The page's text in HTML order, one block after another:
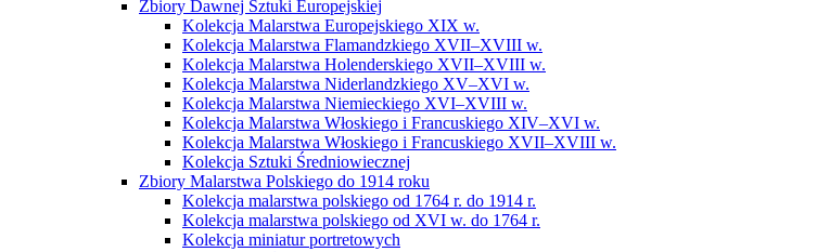
Zbiory Dawnej Sztuki Europejskiej
Kolekcja Malarstwa Europejskiego XIX w.
Kolekcja Malarstwa Flamandzkiego XVII–XVIII w.
Kolekcja Malarstwa Holenderskiego XVII–XVIII w.
Kolekcja Malarstwa Niderlandzkiego XV–XVI w.
Kolekcja Malarstwa Niemieckiego XVI–XVIII w.
Kolekcja Malarstwa Włoskiego i Francuskiego XIV–XVI w.
Kolekcja Malarstwa Włoskiego i Francuskiego XVII–XVIII w.
Kolekcja Sztuki Średniowiecznej
Zbiory Malarstwa Polskiego do 1914 roku
Kolekcja malarstwa polskiego od 1764 r. do 1914 r.
Kolekcja malarstwa polskiego od XVI w. do 1764 r.
Kolekcja miniatur portretowych